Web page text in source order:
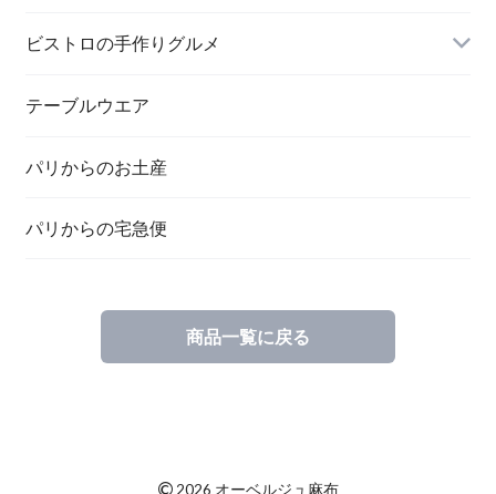
ビストロの手作りグルメ
テーブルウエア
パリからのお土産
パリからの宅急便
商品一覧に戻る
© 2026 オーベルジュ麻布